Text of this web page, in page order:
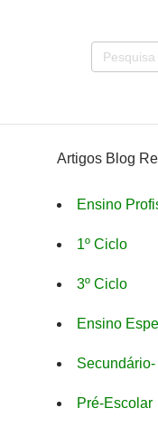
Artigos Blog
Ensino
1º Ciclo
3º Ciclo
Ensino
Pré-Escolar